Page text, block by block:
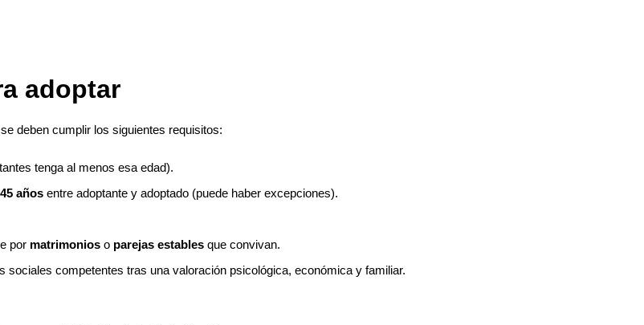
adoptar
deben cumplir los siguientes requisitos:
tenga al menos esa edad).
añosentre adoptante y adoptado (puede haber excepciones).
por matrimonioso parejas establesque convivan.
sociales competentes tras una valoración psicológica, económica y familiar.